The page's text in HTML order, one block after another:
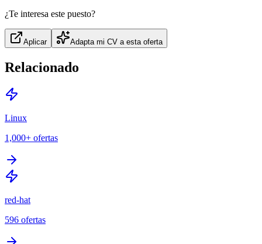
¿Te interesa este puesto?
Aplicar Adapta mi CV a esta oferta
Relacionado
Linux
1,000+ ofertas
red-hat
596 ofertas